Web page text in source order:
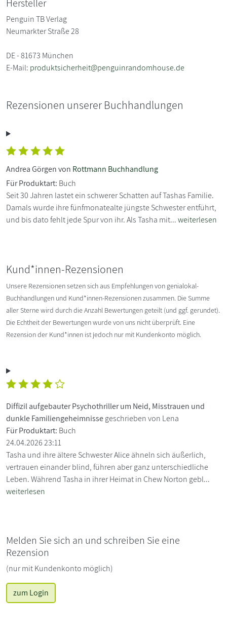
Hersteller
Penguin TB Verlag
Neumarkter Straße 28
DE - 81673 München
E-Mail: produktsicherheit@penguinrandomhouse.de
Rezensionen unserer Buchhandlungen
Andrea Görgen von Rottmann Buchhandlung
Für Produktart: Buch
Seit 30 Jahren lastet ein schwerer Schatten auf Tashas Familie.
Damals wurde ihre fünfmonatealte jüngste Schwester entführt,
und bis dato fehlt jede Spur von ihr. Als Tasha mit...weiterlesen
Kund*innen-Rezensionen
Unsere Rezensionen setzen sich aus Empfehlungen von genialokal-
Buchhandlungen und Kund*innen-Rezensionen zusammen. Die Summe
aller Sterne wird durch die Anzahl Bewertungen geteilt (und ggf. gerundet).
Die Echtheit der Bewertungen wurde von uns nicht überprüft. Eine
Rezension der Kund*innen ist jedoch nur mit Kundenkonto möglich.
Diffizil aufgebauter Psychothriller um Neid, Misstrauen und
dunkle Familiengeheimnissegeschrieben von Lena
Für Produktart: Buch
24.04.2026 23:11
Tasha und ihre ältere Schwester Alice ähneln sich äußerlich,
vertrauen einander blind, führen aber ganz unterschiedliche
Leben. Während Tasha in ihrer Heimat in Chew Norton gebl...
weiterlesen
Melden Sie sich an und schreiben Sie eine
Rezension
(nur mit Kundenkonto möglich)
zum Login